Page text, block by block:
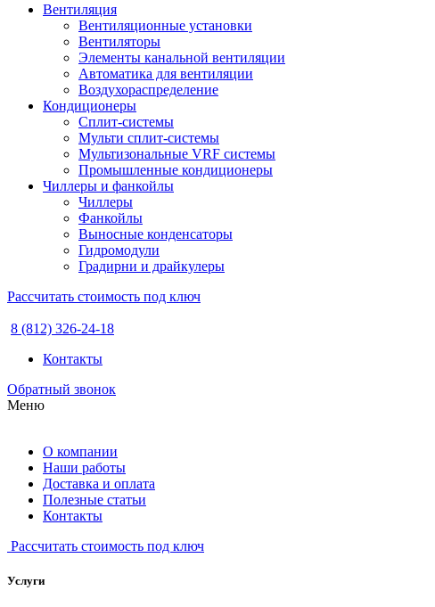
Вентиляция
Вентиляционные установки
Вентиляторы
Элементы канальной вентиляции
Автоматика для вентиляции
Воздухораспределение
Кондиционеры
Сплит-системы
Мульти сплит-системы
Мультизональные VRF системы
Промышленные кондиционеры
Чиллеры и фанкойлы
Чиллеры
Фанкойлы
Выносные конденсаторы
Гидромодули
Градирни и драйкулеры
Рассчитать стоимость под ключ
8 (812) 326-24-18
Контакты
Обратный звонок
Меню
О компании
Наши работы
Доставка и оплата
Полезные статьи
Контакты
Рассчитать стоимость под ключ
Услуги